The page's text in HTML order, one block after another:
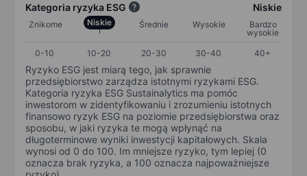
Kategoria ryzyka ESG Niskie
Znikome Niskie Średnie Wysokie
Bardzo
wysokie
0-10
10-20 20-30 30-40 40+
Ryzyko ESG jest miarą tego, jak sprawnie
przedsiębiorstwo zarządza istotnymi ryzykami ESG.
Kategoria ryzyka ESG Sustainalytics ma pomóc
inwestorom w zidentyfikowaniu i zrozumieniu istotnych
finansowo ryzyk ESG na poziomie przedsiębiorstwa oraz
sposobu, w jaki ryzyka te mogą wpłynąć na
długoterminowe wyniki inwestycji kapitałowych. Skala
wynosi od 0 do 100. Im mniejsze ryzyko, tym lepiej (0
oznacza brak ryzyka, a 100 oznacza najpoważniejsze